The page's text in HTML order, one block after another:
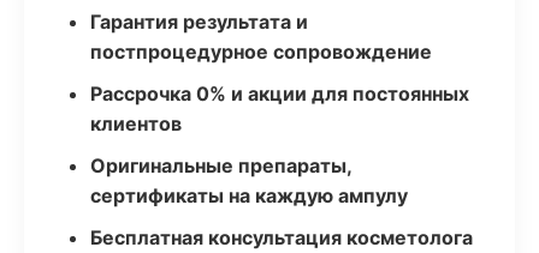
Гарантия результата и
постпроцедурное сопровождение
Рассрочка 0% и акции для постоянных
клиентов
Оригинальные препараты,
сертификаты на каждую ампулу
Бесплатная консультация косметолога